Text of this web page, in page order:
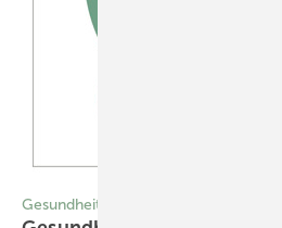
Gesundheit Geflüchteter